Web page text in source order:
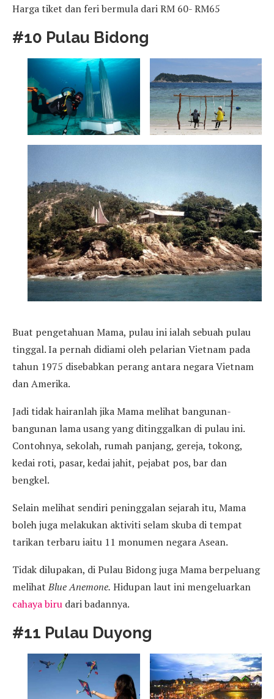
Harga tiket dan feri bermula dari RM 60- RM65
#10 Pulau Bidong
Buat pengetahuan Mama, pulau ini ialah sebuah pulau
tinggal. Ia pernah didiami oleh pelarian Vietnam pada
tahun 1975 disebabkan perang antara negara Vietnam
dan Amerika.
Jadi tidak hairanlah jika Mama melihat bangunan-
bangunan lama usang yang ditinggalkan di pulau ini.
Contohnya, sekolah, rumah panjang, gereja, tokong,
kedai roti, pasar, kedai jahit, pejabat pos, bar dan
bengkel.
Selain melihat sendiri peninggalan sejarah itu, Mama
boleh juga melakukan aktiviti selam skuba di tempat
tarikan terbaru iaitu 11 monumen negara Asean.
Tidak dilupakan, di Pulau Bidong juga Mama berpeluang
melihatBlue Anemone. Hidupan laut ini mengeluarkan
cahaya biru dari badannya.
#11 Pulau Duyong